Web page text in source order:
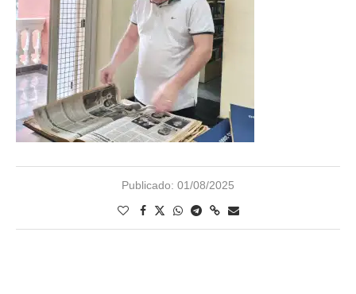
Publicado: 01/08/2025